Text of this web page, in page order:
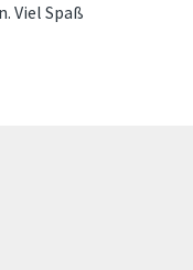
Viel Spaß